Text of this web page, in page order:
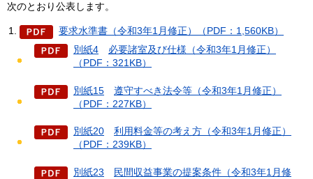
次のとおり公表します。
要求水準書（令和3年1月修正）（PDF：1,560KB）
別紙4
必要諸室及び仕様（令和3年1月修正）
（PDF：321KB）
別紙15 遵守すべき法令等（令和3年1月修正）
（PDF：227KB）
別紙20 利用料金等の考え方（令和3年1月修正）
（PDF：239KB）
別紙23 民間収益事業の提案条件（令和3年1月修